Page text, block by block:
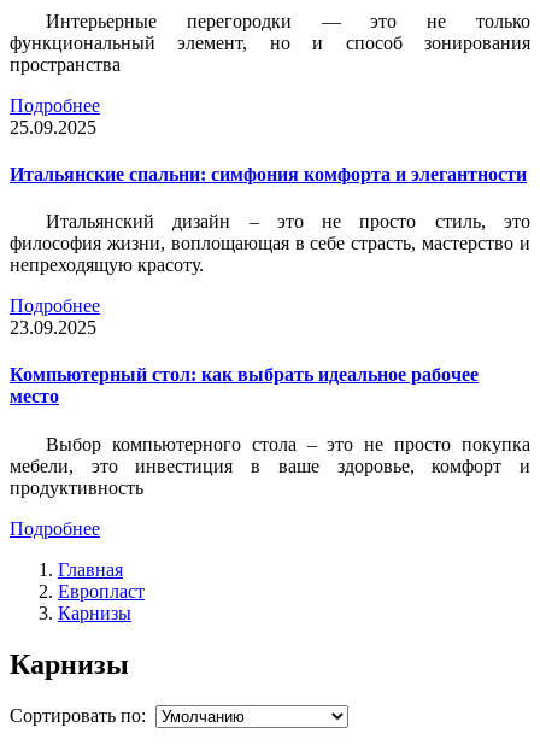
Интерьерные перегородки — это не только
функциональный элемент, но и способ зонирования
пространства
Подробнее
25.09.2025
Итальянские спальни: симфония комфорта и элегантности
Итальянский дизайн – это не просто стиль, это
философия жизни, воплощающая в себе страсть, мастерство и
непреходящую красоту.
Подробнее
23.09.2025
Компьютерный стол: как выбрать идеальное рабочее
место
Выбор компьютерного стола – это не просто покупка
мебели, это инвестиция в ваше здоровье, комфорт и
продуктивность
Подробнее
Главная
Европласт
Карнизы
Карнизы
Сортировать по: